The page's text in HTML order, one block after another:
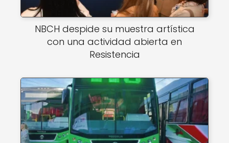
NBCH despide su muestra artística
con una actividad abierta en
Resistencia